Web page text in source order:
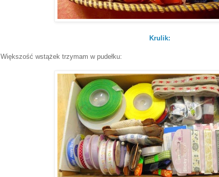
Krulik:
Większość wstążek trzymam w pudełku: